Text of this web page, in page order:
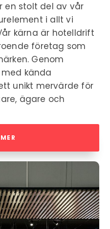
en stolt del av vår
i allt vi
kärna är hotelldrift
företag som
Genom
kända
unikt mervärde för
ägare och